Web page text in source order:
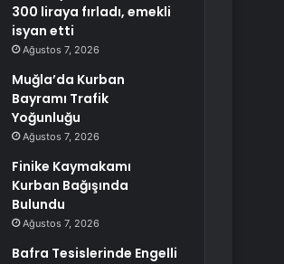
300 liraya fırladı, emekli
isyan etti
Ağustos 7, 2026
Muğla’da Kurban
Bayramı Trafik
Yoğunluğu
Ağustos 7, 2026
Finike Kaymakamı
Kurban Bağışında
Bulundu
Ağustos 7, 2026
Bafra Tesislerinde Engelli